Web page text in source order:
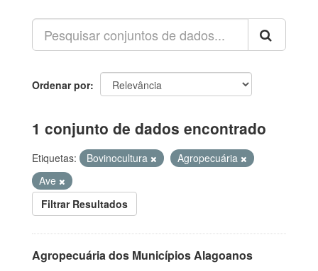
Ordenar por
1 conjunto de dados encontrado
Etiquetas: Bovinocultura
Agropecuária
Ave
Filtrar Resultados
Agropecuária dos Municípios Alagoanos